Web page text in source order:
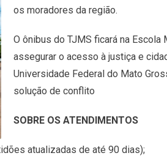
os moradores da região.
O ônibus do TJMS ficará na
assegurar o acesso à justiça e
Universidade Federal do Mato
solução de conflito
SOBRE OS ATENDIMENTOS
atualizadas de até 90 dias);